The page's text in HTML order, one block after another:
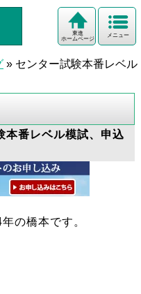
メニュー
東進
ホームページ
» センター試験本番レベル
番レベル模試、申込
の橋本です。